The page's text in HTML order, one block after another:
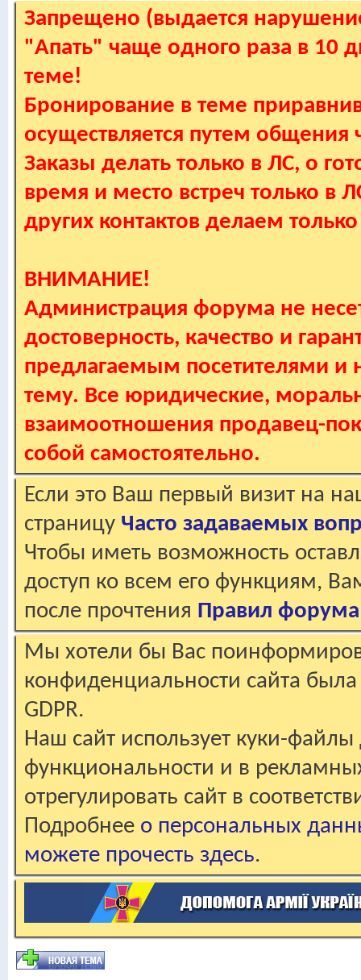
Запрещено (выдается
"Апать" чаще одного раза в 10
теме!
Бронирование в теме
осуществляется путем
Заказы делать только в ЛС, о
время и место встреч только в
других контактов делаем
ВНИМАНИЕ!
Администрация форума не
достоверность, качество и
предлагаемым посетителями и
тему. Все юридические,
взаимоотношения продавец-
собой самостоятельно.
Если это Ваш первый визит на
страницу Часто задаваемых
Чтобы иметь возможность
доступ ко всем его функциям,
после прочтения Правил форума
Мы хотели бы Вас
конфиденциальности сайта
GDPR.
Наш сайт использует куки-файлы
функциональности и в
отрегулировать сайт в
Подробнее о персональных
можете прочесть здесь.